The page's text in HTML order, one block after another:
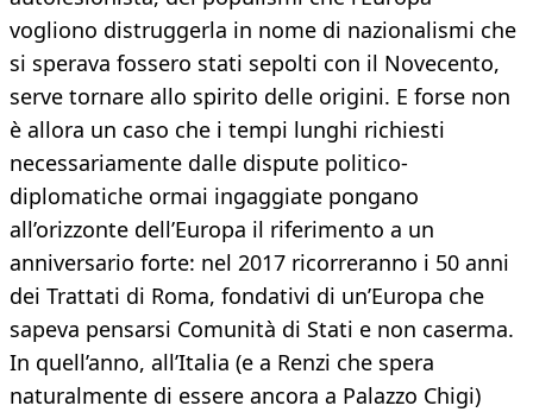
vogliono distruggerla in nome di nazionalismi che
si sperava fossero stati sepolti con il Novecento,
serve tornare allo spirito delle origini. E forse non
è allora un caso che i tempi lunghi richiesti
necessariamente dalle dispute politico-
diplomatiche ormai ingaggiate pongano
all’orizzonte dell’Europa il riferimento a un
anniversario forte: nel 2017 ricorreranno i 50 anni
dei Trattati di Roma, fondativi di un’Europa che
sapeva pensarsi Comunità di Stati e non caserma.
In quell’anno, all’Italia (e a Renzi che spera
naturalmente di essere ancora a Palazzo Chigi)